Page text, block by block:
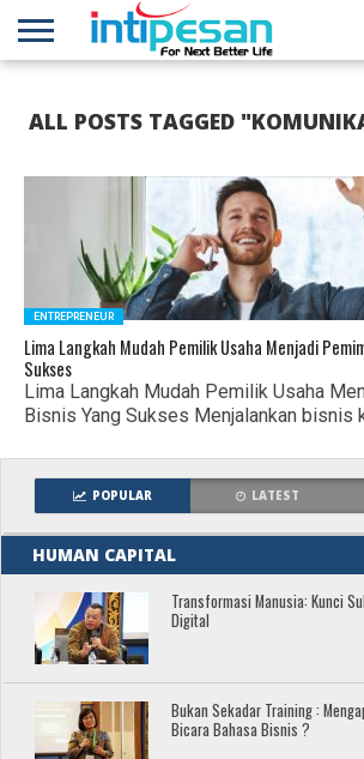
NETWORK
ALL POSTS TAGGED
ENTREPRENEUR
Lima Langkah Mudah Pemilik Usaha Menjadi
Sukses
Lima Langkah Mudah Pemilik Usaha
Bisnis Yang Sukses Menjalankan bisnis
POPULAR LATEST
HUMAN CAPITAL
Transformasi Manusia: Kunci
Digital
Bukan Sekadar Training :
Bicara Bahasa Bisnis ?